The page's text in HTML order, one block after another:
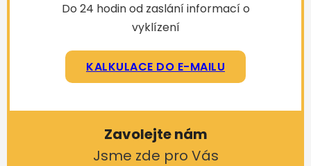
Do 24 hodin od zaslání informací o
vyklízení
KALKULACE DO E-MAILU
Zavolejte nám
Jsme zde pro Vás